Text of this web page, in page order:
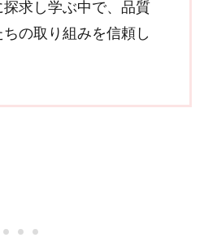
求し学ぶ中で、品質
の取り組みを信頼し